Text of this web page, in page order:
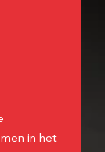
in het